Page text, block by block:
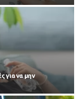
για να μην